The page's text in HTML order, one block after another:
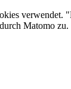
Matomo